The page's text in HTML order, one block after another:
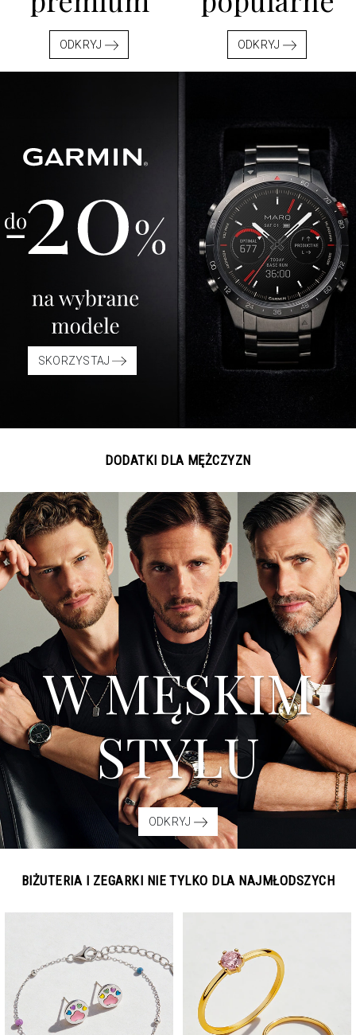
ODKRYJ ODKRYJ
SKORZYSTAJ
DODATKI DLA MĘŻCZYZN
W MĘSKIM
STYLU
ODKRYJ
BIŻUTERIA I ZEGARKI NIE TYLKO DLA NAJMŁODSZYCH